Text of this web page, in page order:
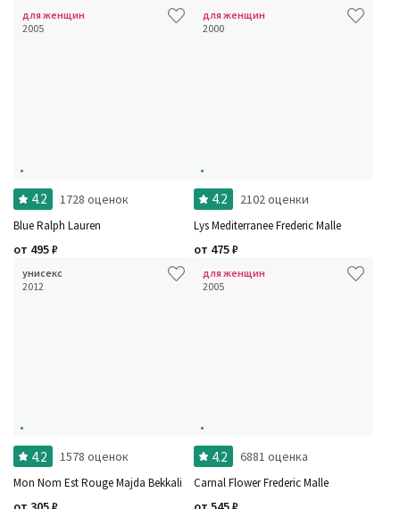
для женщин
2005
4.2 1728 оценок
Blue Ralph Lauren
от 495₽
для женщин
2000
4.2 2102 оценки
Lys Mediterranee Frederic Malle
от 475₽
унисекс
2012
4.2 1578 оценок
Mon Nom Est Rouge Majda Bekkali
для женщин
2005
4.2 6881 оценка
Carnal Flower Frederic Malle